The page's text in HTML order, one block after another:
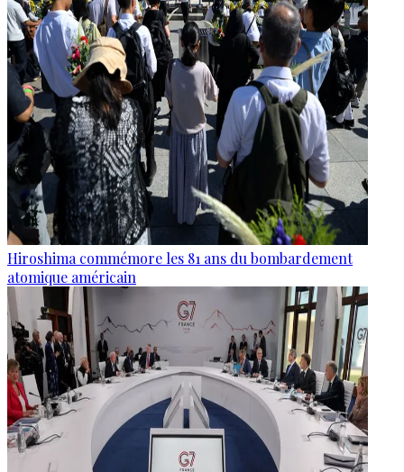
Hiroshima commémore les 81 ans du bombardement
atomique américain